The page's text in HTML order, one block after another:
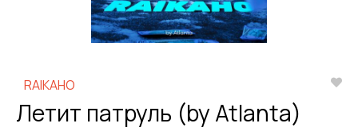
RAIKAHO
Летит патруль (by Atlanta)